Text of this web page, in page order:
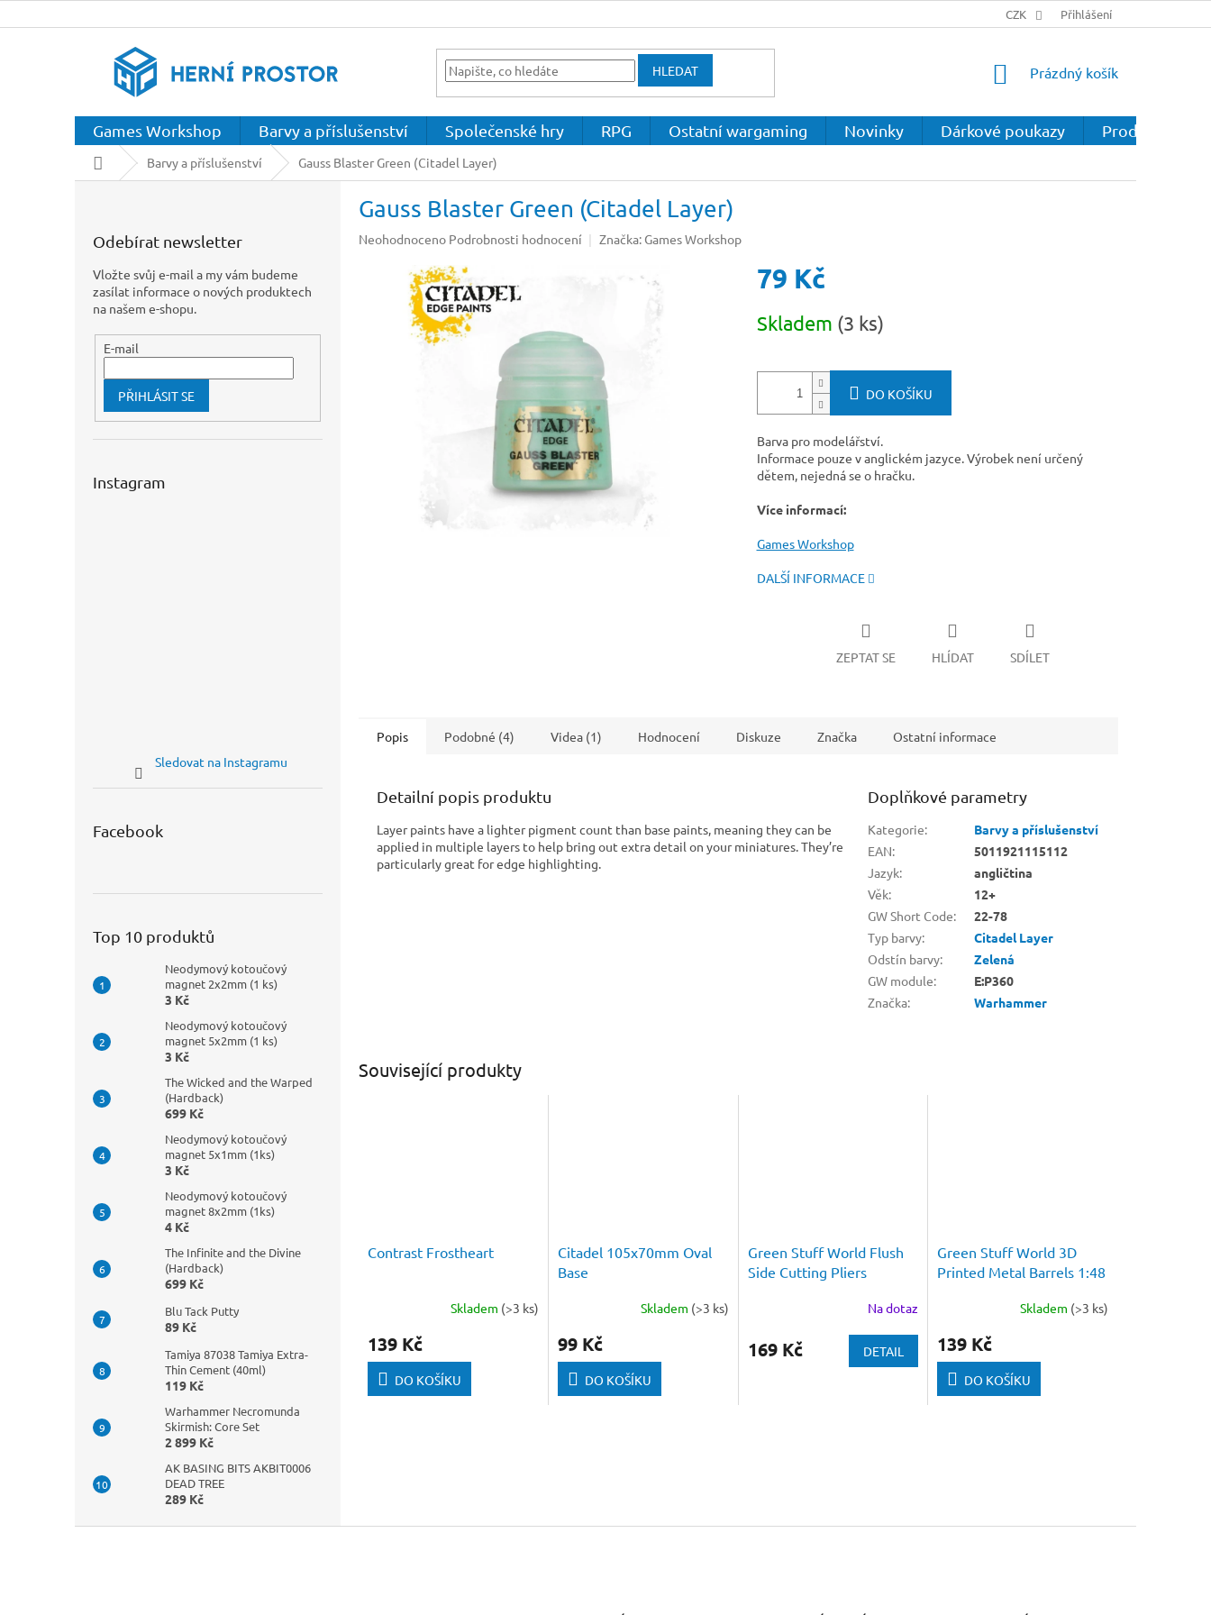
na
CZK Přihlášení
HLEDAT
NÁKUPNÍ
Prázdný košík
Games Workshop Barvy a příslušenství Společenské hry RPG Ostatní wargaming Novinky Dárkové poukazy Prodejna
Domů Barvy a příslušenství Gauss Blaster Green (Citadel Layer)
Odebírat newsletter
Vložte svůj e-mail a my vám budeme
zasílat informace o nových produktech
na našem e-shopu.
E-mail
PŘIHLÁSIT SE
Instagram
Sledovat na Instagramu
Facebook
Top 10 produktů
Neodymový kotoučový
magnet 2x2mm (1 ks)
3 Kč
Neodymový kotoučový
magnet 5x2mm (1 ks)
3 Kč
The Wicked and the Warped
(Hardback)
699 Kč
Neodymový kotoučový
magnet 5x1mm (1ks)
3 Kč
Neodymový kotoučový
magnet 8x2mm (1ks)
4 Kč
The Infinite and the Divine
(Hardback)
699 Kč
Blu Tack Putty
89 Kč
Tamiya 87038 Tamiya Extra-
Thin Cement (40ml)
119 Kč
Warhammer Necromunda
Skirmish: Core Set
2 899 Kč
AK BASING BITS AKBIT0006
DEAD TREE
289 Kč
Gauss Blaster Green (Citadel Layer)
Průměrné
produktu
Neohodnoceno Podrobnosti hodnocení Značka: Games Workshop
79 Kč
cena:
Skladem (3 ks)
DO KOŠÍKU
Barva pro modelářství.
Informace pouze v anglickém jazyce. Výrobek není určený
dětem, nejedná se o hračku.
Více informací:
Games Workshop
DALŠÍ INFORMACE
ZEPTAT SE HLÍDAT SDÍLET
Související produkty
Contrast Frostheart
Skladem (>3 ks)
139 Kč
DO KOŠÍKU
Citadel 105x70mm Oval
Base
Skladem (>3 ks)
99 Kč
DO KOŠÍKU
Green Stuff World Flush
Side Cutting Pliers
Na dotaz
169 Kč DETAIL
Green Stuff World 3D
Printed Metal Barrels 1:48
Skladem (>3 ks)
139 Kč
DO KOŠÍKU
Popis Podobné (4) Videa (1) Hodnocení Diskuze Značka Ostatní informace
Detailní popis produktu
Layer paints have a lighter pigment count than base paints, meaning they can be
applied in multiple layers to help bring out extra detail on your miniatures. They’re
particularly great for edge highlighting.
Doplňkové parametry
Kategorie:
Barvy a příslušenství
EAN:
5011921115112
Jazyk:
angličtina
Věk:
12+
GW Short Code:
22-78
Typ barvy:
Citadel Layer
Odstín barvy:
Zelená
GW module:
E:P360
Značka: Warhammer